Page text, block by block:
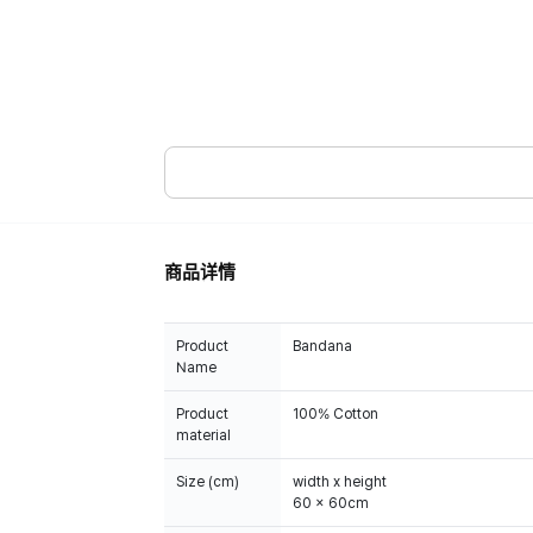
商品详情
Product
Name
Bandana
Product
material
100% Cotton
Size (cm)
width x height
60 x 60cm